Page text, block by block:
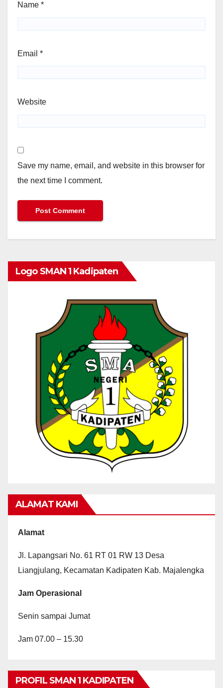
Name *
Email *
Website
Save my name, email, and website in this browser for
the next time I comment.
Logo SMAN 1 Kadipaten
ALAMAT KAMI
Alamat
Jl. Lapangsari No. 61 RT 01 RW 13 Desa
Liangjulang, Kecamatan Kadipaten Kab. Majalengka
Jam Operasional
Senin sampai Jumat
Jam 07.00 – 15.30
PROFIL SMAN 1 KADIPATEN